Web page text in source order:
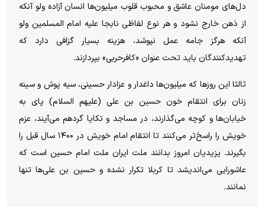
دل‌های مومنان عاشق و محبوب قلوب میلیون‌ها انسان آزاده ولو آنکه
از ذهن خارج نشود و هر نوع لفاظی نابجا علیه امام المسلمین ولو
آنکه هرگز جامه عمل نپوشد، هزینه بسیار گزافی دارد که
تهدیدکنندگان باید تحت عنوان «کافرحربی» بپردازند.
ثالثا این روز‌ها که میلیون‌ها داغدار و عزادار حسینی، سیه پوش و سینه
زنان برای انتقام خون حسین بن علی (علیهم السلام) پای به
خیابان‌ها و کوچه می‌گذارند، در مساجد و تکایا گردهم می‌آیند، عزم
خویش را راسخ‌تر می‌کنند تا انتقام امام خویش در ۱۴۰۰ سال قبل را
بگیرند. یزیدیان امروز بدانند ملت ایران ملت امام حسین است که
عاشورایی می‌اندیشد تا کربلا تکرار نشده و حسین بن علی‌ها تنها
نمانند.